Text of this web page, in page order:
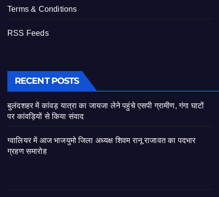
Terms & Conditions
RSS Feeds
RECENT POSTS
बुलंदशहर में कांवड़ यात्रा का जायजा लेने पहुंचे एसपी ग्रामीण, गंगा घाटों
पर कांवड़ियों से किया संवाद
ग्वालियर में आज भाजयुमो जिला अध्यक्ष शिवम रानू राजावत का पदभार
ग्रहण समारोह